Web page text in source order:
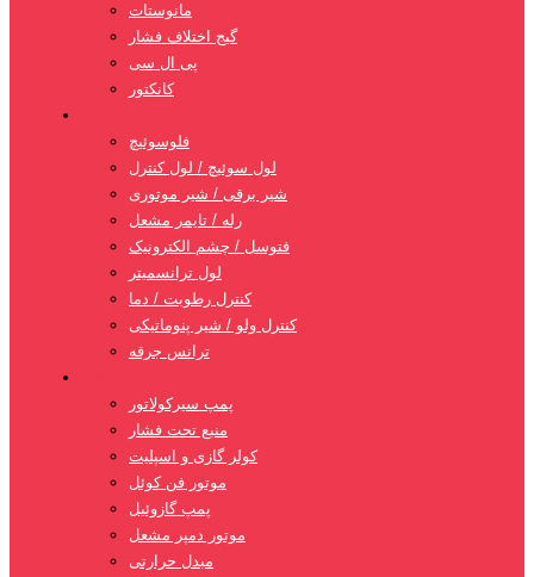
مانوستات
گیج اختلاف فشار
پی ال سی
کانکتور
فلوسوئیچ
لول سوئیچ / لول کنترل
شیر برقی / شیر موتوری
رله / تایمر مشعل
فتوسل / چشم الکترونیک
لول ترانسمیتر
کنترل رطوبت / دما
کنترل ولو / شیر پنوماتیکی
ترانس جرقه
پمپ سیرکولاتور
منبع تحت فشار
کولر گازی و اسپلیت
موتور فن کوئل
پمپ گازوئیل
موتور دمپر مشعل
مبدل حرارتی